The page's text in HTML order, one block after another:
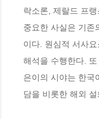
락소론, 제랄드 프
중요한 사실은 기존
이다. 원심적 서사
해석을 수행한다.
은이의 시야는 한국
담을 비롯한 해외